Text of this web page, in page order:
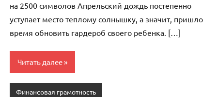
на 2500 символов Апрельский дождь постепенно
уступает место теплому солнышку, а значит, пришло
время обновить гардероб своего ребенка. […]
Читать далее
Финансовая грамотность